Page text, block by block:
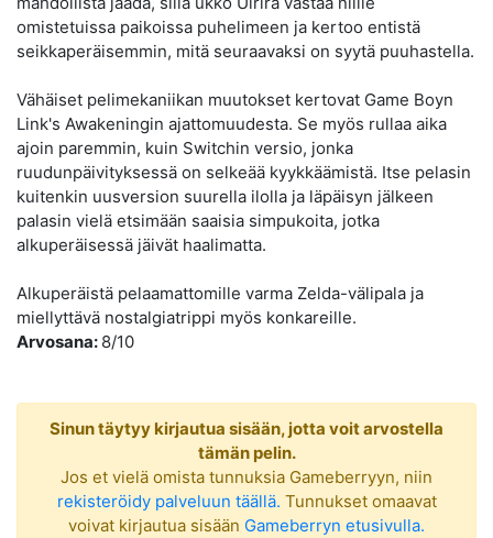
omistetuissa paikoissa puhelimeen ja kertoo entistä
seikkaperäisemmin, mitä seuraavaksi on syytä puuhastella.
Vähäiset pelimekaniikan muutokset kertovat Game Boyn
Link's Awakeningin ajattomuudesta. Se myös rullaa aika
ajoin paremmin, kuin Switchin versio, jonka
ruudunpäivityksessä on selkeää kyykkäämistä. Itse pelasin
kuitenkin uusversion suurella ilolla ja läpäisyn jälkeen
palasin vielä etsimään saaisia simpukoita, jotka
alkuperäisessä jäivät haalimatta.
Alkuperäistä pelaamattomille varma Zelda-välipala ja
miellyttävä nostalgiatrippi myös konkareille.
Arvosana: 8/10
Sinun täytyy kirjautua sisään, jotta voit arvostella
tämän pelin.
Jos et vielä omista tunnuksia Gameberryyn, niin
rekisteröidy palveluun täällä. Tunnukset omaavat
voivat kirjautua sisään Gameberryn etusivulla.